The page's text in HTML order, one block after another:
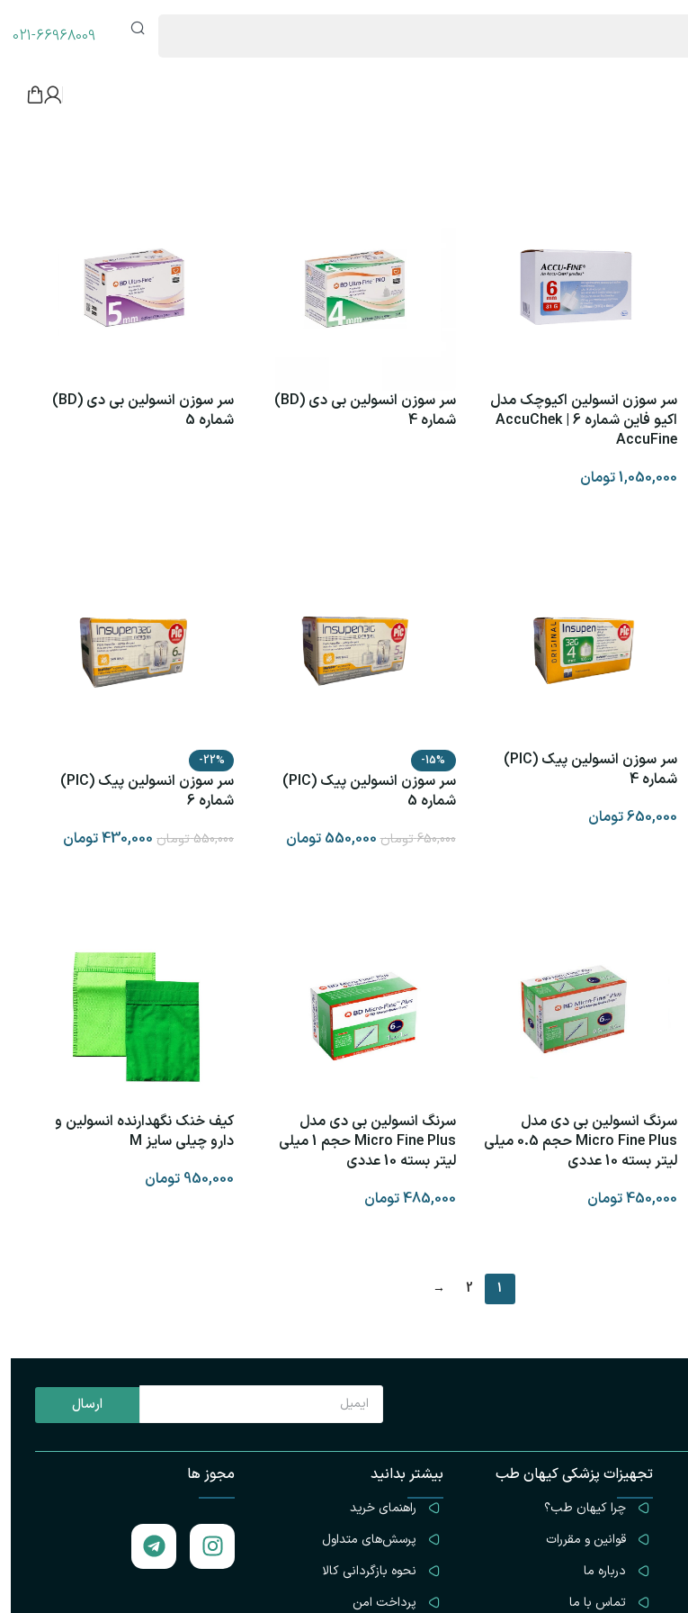
021-66968009
سر سوزن انسولین اکیوچک مدل
اکیو فاین شماره 6 | AccuChek
AccuFine
1,050,000تومان
سر سوزن انسولین بی دی (BD)
شماره 4
سر سوزن انسولین بی دی (BD)
شماره 5
سر سوزن انسولین پیک (PIC)
شماره 4
650,000تومان
-15%
سر سوزن انسولین پیک (PIC)
شماره 5
650,000تومان 550,000 تومان
-22%
سر سوزن انسولین پیک (PIC)
شماره 6
550,000تومان 430,000تومان
سرنگ انسولین بی دی مدل
Micro Fine Plus حجم 0.5 میلی
لیتر بسته 10 عددی
450,000تومان
سرنگ انسولین بی دی مدل
Micro Fine Plus حجم 1 میلی
لیتر بسته 10 عددی
485,000تومان
کیف خنک نگهدارنده انسولین و
دارو چیلی سایز M
950,000 تومان
1
2
→
ارسال
تجهیزات پزشکی کیهان طب
چرا کیهان طب؟
قوانین و مقررات
درباره ما
تماس با ما
بیشتر بدانید
راهنمای خرید
پرسش‌های متداول
نحوه بازگردانی کالا
پرداخت امن
مجوز ها